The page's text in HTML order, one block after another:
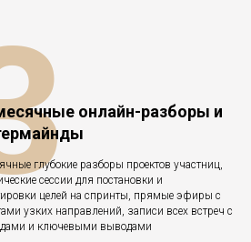
онлайн-разборы и
глубокие разборы проектов участниц,
сессии для постановки и
целей на спринты, прямые эфиры с
узких направлений, записи всех встреч с
и ключевыми выводами